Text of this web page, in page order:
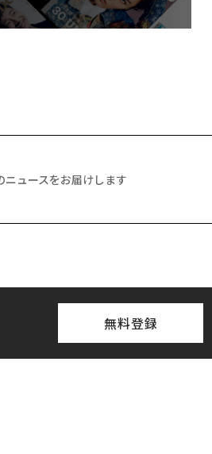
ュースをお届けします
無料登録